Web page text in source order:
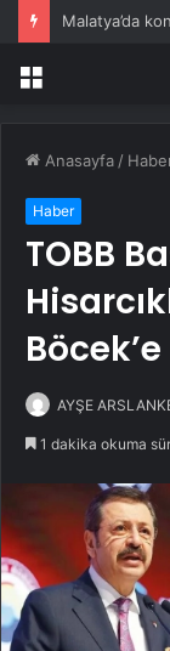
Menü
Anasayfa /
Haber
TOBB
AYŞE
1 dakika okuma